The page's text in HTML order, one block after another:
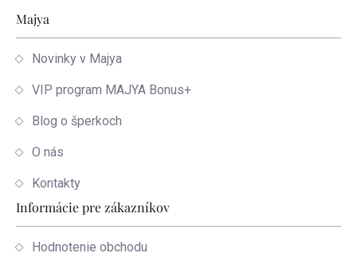
Zápätie
Majya
Novinky v Majya
VIP program MAJYA Bonus+
Blog o šperkoch
O nás
Kontakty
Informácie pre zákazníkov
Hodnotenie obchodu